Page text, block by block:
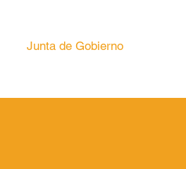
Junta de Gobierno